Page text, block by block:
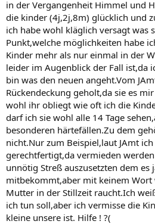
in der Vergangenheit Himmel und
die kinder (4j,2j,8m) glücklich und
ich habe wohl kläglich versagt was
Punkt,welche möglichkeiten habe
Kinder mehr als nur einmal in der
leider im Augenblick der Fall ist,da
bin was den neuen angeht.Vom
Rückendeckung geholt,da sie es
wohl ihr obliegt wie oft ich die
darf ich sie wohl alle 14 Tage
besonderen härtefällen.Zu dem
nicht.Nur zum Beispiel,laut JAmt
gerechtfertigt,da vermieden
unnötig Streß auszusetzten dem
mitbekommt,aber mit keinem
Mutter in der Stillzeit raucht.Ich
ich tun soll,aber ich vermisse die
kleine unsere ist. Hilfe ! ?(